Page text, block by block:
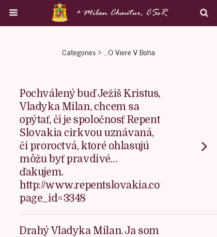
Categories ›…o Viere V Boha
Pochválený buď Ježiš Kristus,
Vladyka Milan, chcem sa
opýtať, či je spoločnosť Repent
Slovakia cirkvou uznávaná,
či proroctvá, ktoré ohlasujú
môžu byť pravdivé…
ďakujem.
http://www.repentslovakia.com/?
page_id=3348
Drahý Vladyka Milan. Ja som